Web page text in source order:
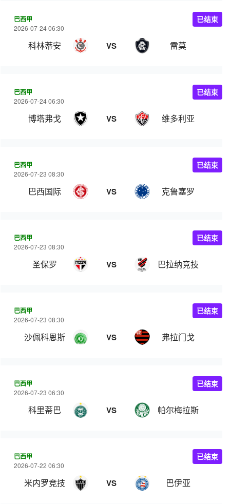
巴西甲
2026-07-24 06:30
科林蒂安 VS 雷莫
已结束
巴西甲
2026-07-24 06:30
博塔弗戈 VS 维多利亚
已结束
巴西甲
2026-07-23 08:30
巴西国际 VS 克鲁塞罗
已结束
巴西甲
2026-07-23 08:30
圣保罗 VS 巴拉纳竞技
已结束
巴西甲
2026-07-23 08:30
沙佩科恩斯 VS 弗拉门戈
已结束
巴西甲
2026-07-23 06:30
科里蒂巴 VS 帕尔梅拉斯
已结束
巴西甲
2026-07-22 06:30
米内罗竞技 VS 巴伊亚
已结束